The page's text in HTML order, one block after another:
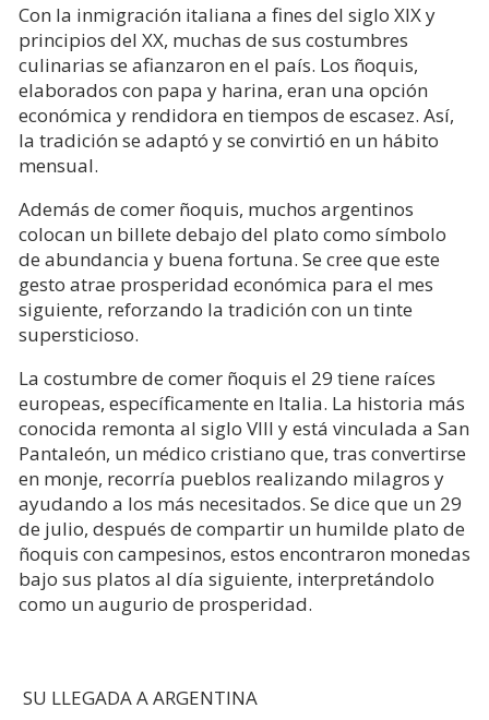
Con la inmigración italiana a fines del siglo XIX y
principios del XX, muchas de sus costumbres
culinarias se afianzaron en el país. Los ñoquis,
elaborados con papa y harina, eran una opción
económica y rendidora en tiempos de escasez. Así,
la tradición se adaptó y se convirtió en un hábito
mensual.
Además de comer ñoquis, muchos argentinos
colocan un billete debajo del plato como símbolo
de abundancia y buena fortuna. Se cree que este
gesto atrae prosperidad económica para el mes
siguiente, reforzando la tradición con un tinte
supersticioso.
La costumbre de comer ñoquis el 29 tiene raíces
europeas, específicamente en Italia. La historia más
conocida remonta al siglo VIII y está vinculada a San
Pantaleón, un médico cristiano que, tras convertirse
en monje, recorría pueblos realizando milagros y
ayudando a los más necesitados. Se dice que un 29
de julio, después de compartir un humilde plato de
ñoquis con campesinos, estos encontraron monedas
bajo sus platos al día siguiente, interpretándolo
como un augurio de prosperidad.
SU LLEGADA A ARGENTINA